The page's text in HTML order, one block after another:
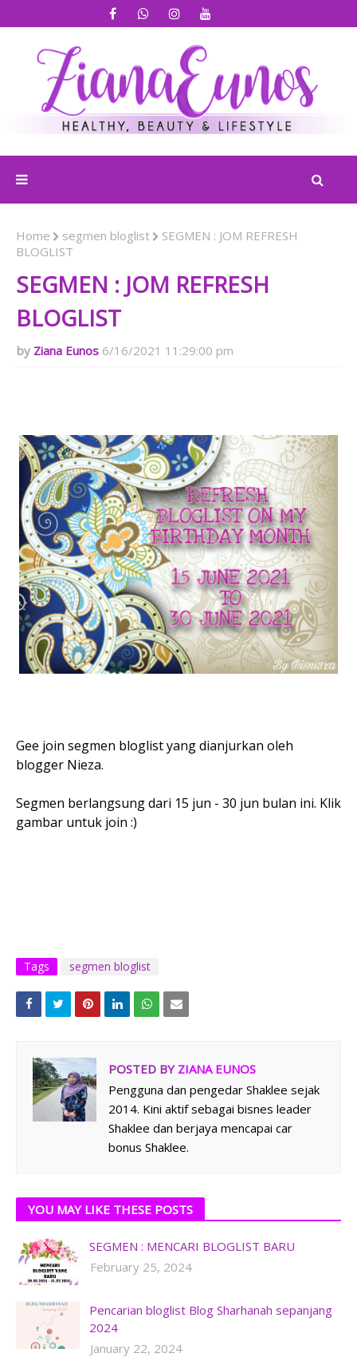
Home segmen bloglist
SEGMEN : JOM REFRESH
BLOGLIST
SEGMEN : JOM REFRESH
BLOGLIST
Ziana Eunos 6/16/2021 11:29:00 pm
Gee join segmen bloglist yang dianjurkan oleh
blogger Nieza.
Segmen berlangsung dari 15 jun - 30 jun bulan ini. Klik
gambar untuk join :)
Tags segmen bloglist
POSTED BYZIANA EUNOS
Pengguna dan pengedar Shaklee sejak
2014. Kini aktif sebagai bisnes leader
Shaklee dan berjaya mencapai car
bonus Shaklee.
YOU MAY LIKE THESE POSTS
SEGMEN : MENCARI BLOGLIST BARU
February 25, 2024
Pencarian bloglist Blog Sharhanah sepanjang
2024
January 22, 2024